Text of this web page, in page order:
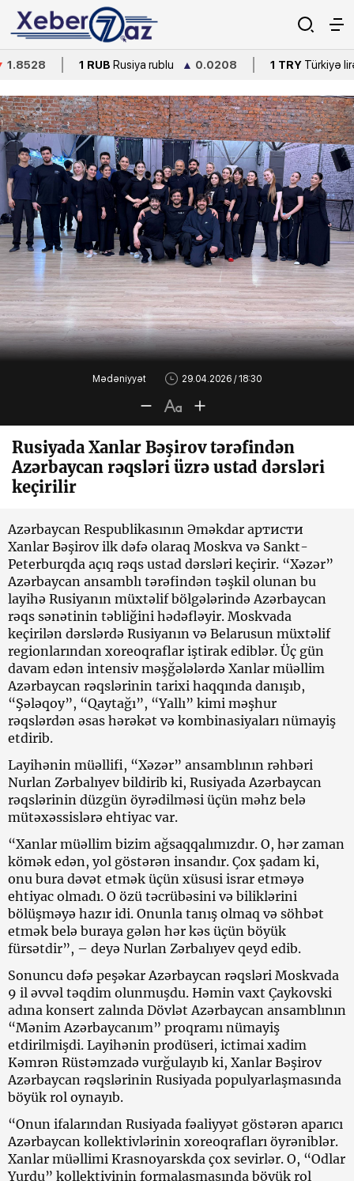
1 RUB Rusiya rublu ▲0.0208 1 TRY Türkiyə lirəsi ▼
Mədəniyyət 29.04.2026 / 18:30
Rusiyada Xanlar Bəşirov tərəfindən
Azərbaycan rəqsləri üzrə ustad dərsləri
keçirilir
Azərbaycan Respublikasının Əməkdar артисти
Xanlar Bəşirov ilk dəfə olaraq Moskva və Sankt-
Peterburqda açıq rəqs ustad dərsləri keçirir. “Xəzər”
Azərbaycan ansamblı tərəfindən təşkil olunan bu
layihə Rusiyanın müxtəlif bölgələrində Azərbaycan
rəqs sənətinin təbliğini hədəfləyir. Moskvada
keçirilən dərslərdə Rusiyanın və Belarusun müxtəlif
regionlarından xoreoqraflar iştirak ediblər. Üç gün
davam edən intensiv məşğələlərdə Xanlar müəllim
Azərbaycan rəqslərinin tarixi haqqında danışıb,
“Şələqoy”, “Qaytağı”, “Yallı” kimi məşhur
rəqslərdən əsas hərəkət və kombinasiyaları nümayiş
etdirib.
Layihənin müəllifi, “Xəzər” ansamblının rəhbəri
Nurlan Zərbalıyev bildirib ki, Rusiyada Azərbaycan
rəqslərinin düzgün öyrədilməsi üçün məhz belə
mütəxəssislərə ehtiyac var.
“Xanlar müəllim bizim ağsaqqalımızdır. O, hər zaman
kömək edən, yol göstərən insandır. Çox şadam ki,
onu bura dəvət etmək üçün xüsusi israr etməyə
ehtiyac olmadı. O özü təcrübəsini və biliklərini
bölüşməyə hazır idi. Onunla tanış olmaq və söhbət
etmək belə buraya gələn hər kəs üçün böyük
fürsətdir”, – deyə Nurlan Zərbalıyev qeyd edib.
Sonuncu dəfə peşəkar Azərbaycan rəqsləri Moskvada
9 il əvvəl təqdim olunmuşdu. Həmin vaxt Çaykovski
adına konsert zalında Dövlət Azərbaycan ansamblının
“Mənim Azərbaycanım” proqramı nümayiş
etdirilmişdi. Layihənin prodüseri, ictimai xadim
Kəmrən Rüstəmzadə vurğulayıb ki, Xanlar Bəşirov
Azərbaycan rəqslərinin Rusiyada populyarlaşmasında
böyük rol oynayıb.
“Onun ifalarından Rusiyada fəaliyyət göstərən aparıcı
Azərbaycan kollektivlərinin xoreoqrafları öyrəniblər.
Xanlar müəllimi Krasnoyarskda çox sevirlər. O, “Odlar
Yurdu” kollektivinin formalaşmasında böyük rol